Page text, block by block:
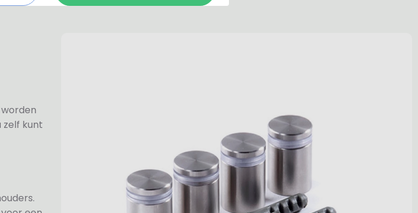
kunt